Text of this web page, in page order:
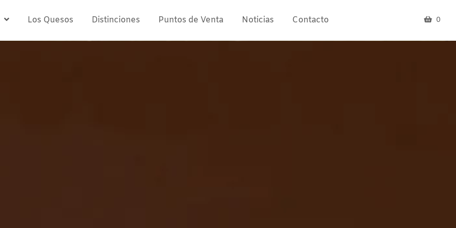
Los Quesos Distinciones Puntos de Venta Noticias Contacto 0